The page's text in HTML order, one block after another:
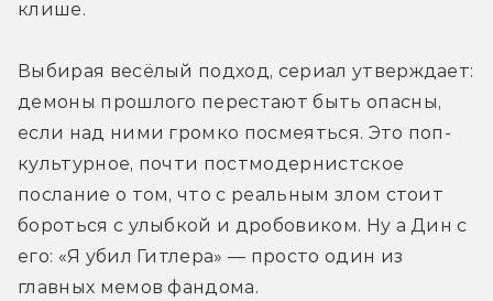
клише.
Выбирая весёлый подход, сериал утверждает:
демоны прошлого перестают быть опасны,
если над ними громко посмеяться. Это поп-
культурное, почти постмодернистское
послание о том, что с реальным злом стоит
бороться с улыбкой и дробовиком. Ну а Дин с
его: «Я убил Гитлера» — просто один из
главных мемов фандома.